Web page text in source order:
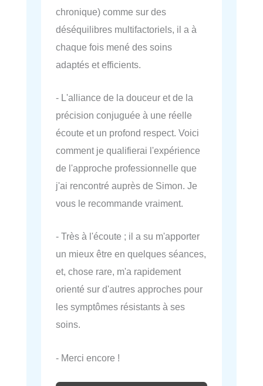
chronique) comme sur des
déséquilibres multifactoriels, il a à
chaque fois mené des soins
adaptés et efficients.
- L'alliance de la douceur et de la
précision conjuguée à une réelle
écoute et un profond respect. Voici
comment je qualifierai l'expérience
de l'approche professionnelle que
j'ai rencontré auprès de Simon. Je
vous le recommande vraiment.
- Très à l'écoute ; il a su m'apporter
un mieux être en quelques séances,
et, chose rare, m'a rapidement
orienté sur d'autres approches pour
les symptômes résistants à ses
soins.
- Merci encore !